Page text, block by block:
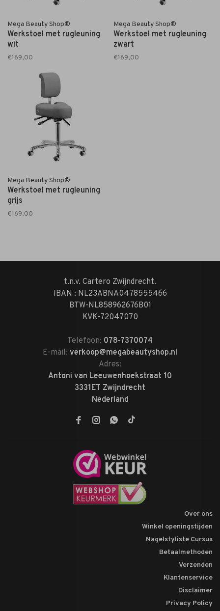
Mega Beauty Shop®
Werkstoel met rugleuning
wit
€169,00
Mega Beauty Shop®
Werkstoel met rugleuning
zwart
€169,00
Mega Beauty Shop®
Werkstoel met rugleuning
grijs
€169,00
t.n.v. Cartero Zwijndrecht.
IBAN : NL23ABNA0478555466
BTW-NL858962676B01
KVK-72047070
Telefoon: 078-7370074
E-mail: verkoop@megabeautyshop.nl
Adres:
Antoni van Leeuwenhoekstraat 10
3331ET Zwijndrecht
Nederland
Over ons
Winkel openingstijden
Nagelstyliste Cursus
Betaalmethoden
Verzenden
Klantenservice
Disclaimer
Privacy Policy